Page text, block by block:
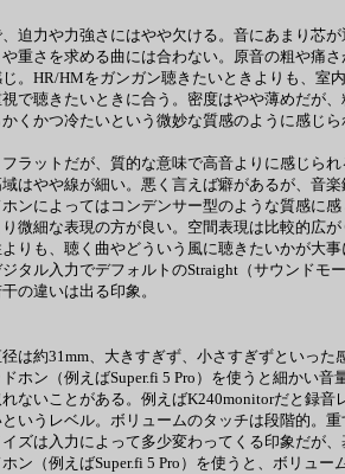
迫力や力強さにはやや欠ける。音にあまり芯
重さを求める曲には合わない。原音の粗や痛
。HR/HMをガンガン聴きたいときよりも、
で聴きたいときに合う。密度はやや薄めだが
くかつ冷たいという微妙な質感のように感じ
ラットだが、質的な意味で高音よりに感じら
はやや線が細い。悪く言えば癖があるが、音
ンによってはコンデンサー型のような質感に
微細な表現の方が良い。空間表現は比較的広
りも、聴く曲やどういう風に聴きたいかが大
タル入力でデフォルトのStraight（サウンドモ
の違いは出る印象。
は約31mm、大きすぎず、小さすぎずといっ
ホン（例えばSuper.fi 5 Pro）を使うと細かい
ないことがある。例えばK240monitorだと録
いうレベル。ボリュームのタッチは段階的。
ズは入力によって多少変わってくる印象だが
ン（例えばSuper.fi 5 Pro）を使うと、ボリュ